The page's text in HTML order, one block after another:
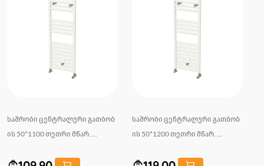
საშრობი ცენტრალური გათბობ
ის 50*1100 თეთრი მწარ. ...
საშრობი ცენტრალური გათბობ
ის 50*1200 თეთრი მწარ. ...